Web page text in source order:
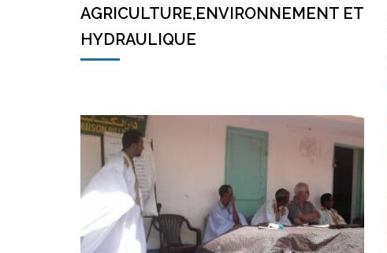
AGRICULTURE,ENVIRONNEMENT ET
HYDRAULIQUE